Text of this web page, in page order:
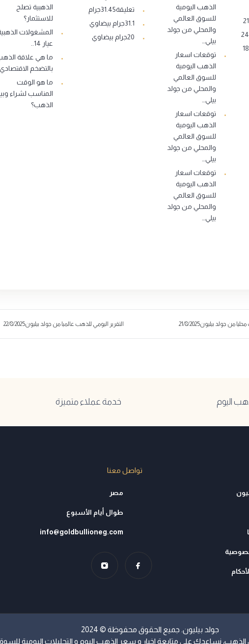
الذهب اليومية
للسوق العالمي
والمحلي من جولد
بيلي…
توقعات اسعار
الذهب اليومية
للسوق العالمي
والمحلي من جولد
بيلي…
توقعات اسعار
الذهب اليومية
للسوق العالمي
والمحلي من جولد
بيلي…
توقعات اسعار
الذهب اليومية
للسوق العالمي
والمحلي من جولد
بيلي…
تعليقة31.45جرام
31.1جرام بيضاوي
20جرام بيضاوي
الذهبية تصلح
للاستثمار؟
المشغولات
عيار 14..
ما هي علاقة
بالتضخم
ما هو الوقت
المناسب لشراء
الذهب؟
من جولد بيليون21/8/2025 التقرير اليومي للذهب عالميا من جولد بيليون22/8/2025
اليوم خدمة عملاء متميزة
تواصل معنا
مصر
طوال أيام الأسبوع
info@goldbullioneg.com
جولد بيليون. جميع الحقوق محفوظة © 2024
نساعدك علي متابعة اخبار و سعر الذهب اليوم و التحليلات اليومية للسوق